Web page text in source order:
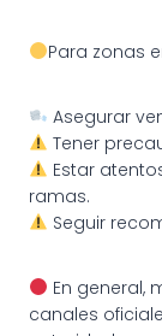
Para zonas
Asegurar
Tener
Estar
ramas.
Seguir
En general,
canales